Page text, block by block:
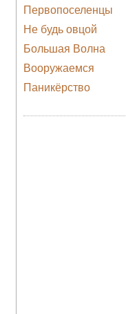
Первопоселенцы
Не будь овцой
Большая Волна
Вооружаемся
Паникёрство